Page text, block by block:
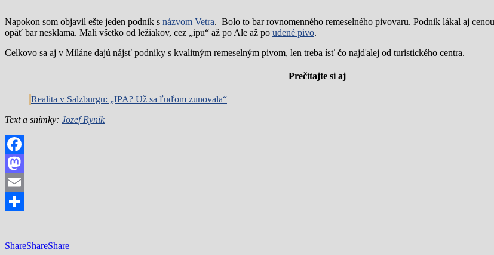
Napokon som objavil ešte jeden podnik s názvom Vetra. Bolo to bar rovnomenného remeselného pivovaru. Podnik lákal aj
opäť bar nesklama. Mali všetko od ležiakov, cez „ipu“ až po Ale až po udené pivo.
Celkovo sa aj v Miláne dajú nájsť podniky s kvalitným remeselným pivom, len treba ísť čo najďalej od turistického centra.
Prečítajte si aj
Realita v Salzburgu: „IPA? Už sa ľuďom zunovala“
Text a snímky: Jozef Ryník
Facebook
Mastodon
Email
ShareShareShare